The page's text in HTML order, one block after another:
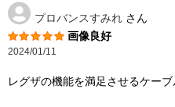
プロバンスすみれ さん
画像良好
2024/01/11
レグザの機能を満足させるケーブ